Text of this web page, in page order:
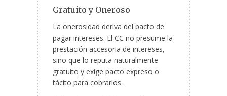
Gratuito y Oneroso
La onerosidad deriva del pacto de
pagar intereses. El CC no presume la
prestación accesoria de intereses,
sino que lo reputa naturalmente
gratuito y exige pacto expreso o
tácito para cobrarlos.